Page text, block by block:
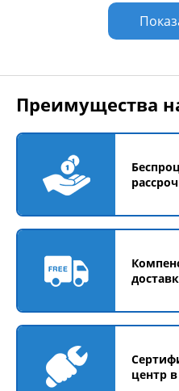
Преимущества
центр